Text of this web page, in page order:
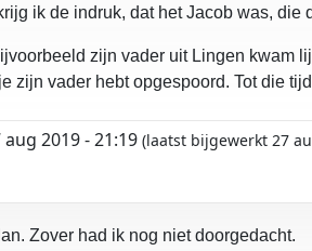
ik de indruk, dat het Jacob was,
zijn vader uit Lingen kwam
zijn vader hebt opgespoord. Tot die
aug 2019 - 21:19 (laatst bijgewerkt 27
Zover had ik nog niet doorgedacht.